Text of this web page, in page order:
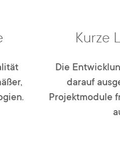
Kurze
Die
darauf
Projektmodule